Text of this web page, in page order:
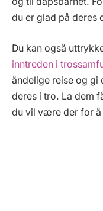
du er glad på deres
Du kan også
inntreden i
åndelige reise og gi
deres i tro. La dem
du vil være der for å